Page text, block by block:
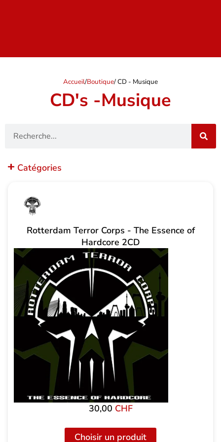
Accueil/Boutique/ CD - Musique
CD's -Musique
Rotterdam Terror Corps - The Essence of
Hardcore 2CD
30,00 CHF
Choisir un produit
Catégories